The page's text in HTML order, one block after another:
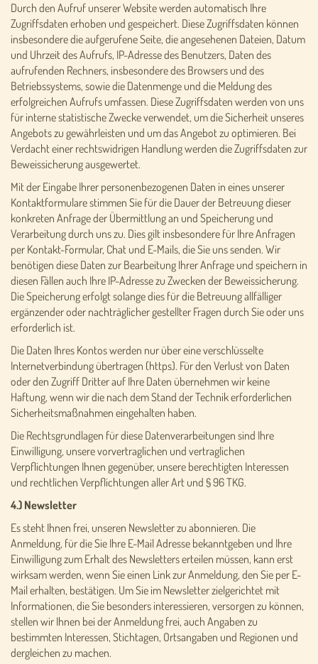
Durch den Aufruf unserer Website werden automatisch Ihre
Zugriffsdaten erhoben und gespeichert. Diese Zugriffsdaten können
insbesondere die aufgerufene Seite, die angesehenen Dateien, Datum
und Uhrzeit des Aufrufs, IP-Adresse des Benutzers, Daten des
aufrufenden Rechners, insbesondere des Browsers und des
Betriebssystems, sowie die Datenmenge und die Meldung des
erfolgreichen Aufrufs umfassen. Diese Zugriffsdaten werden von uns
für interne statistische Zwecke verwendet, um die Sicherheit unseres
Angebots zu gewährleisten und um das Angebot zu optimieren. Bei
Verdacht einer rechtswidrigen Handlung werden die Zugriffsdaten zur
Beweissicherung ausgewertet.
Mit der Eingabe Ihrer personenbezogenen Daten in eines unserer
Kontaktformulare stimmen Sie für die Dauer der Betreuung dieser
konkreten Anfrage der Übermittlung an und Speicherung und
Verarbeitung durch uns zu. Dies gilt insbesondere für Ihre Anfragen
per Kontakt-Formular, Chat und E-Mails, die Sie uns senden. Wir
benötigen diese Daten zur Bearbeitung Ihrer Anfrage und speichern in
diesen Fällen auch Ihre IP-Adresse zu Zwecken der Beweissicherung.
Die Speicherung erfolgt solange dies für die Betreuung allfälliger
ergänzender oder nachträglicher gestellter Fragen durch Sie oder uns
erforderlich ist.
Die Daten Ihres Kontos werden nur über eine verschlüsselte
Internetverbindung übertragen (https). Für den Verlust von Daten
oder den Zugriff Dritter auf Ihre Daten übernehmen wir keine
Haftung, wenn wir die nach dem Stand der Technik erforderlichen
Sicherheitsmaßnahmen eingehalten haben.
Die Rechtsgrundlagen für diese Datenverarbeitungen sind Ihre
Einwilligung, unsere vorvertraglichen und vertraglichen
Verpflichtungen Ihnen gegenüber, unsere berechtigten Interessen
und rechtlichen Verpflichtungen aller Art und § 96 TKG.
4.) Newsletter
Es steht Ihnen frei, unseren Newsletter zu abonnieren. Die
Anmeldung, für die Sie Ihre E-Mail Adresse bekanntgeben und Ihre
Einwilligung zum Erhalt des Newsletters erteilen müssen, kann erst
wirksam werden, wenn Sie einen Link zur Anmeldung, den Sie per E-
Mail erhalten, bestätigen. Um Sie im Newsletter zielgerichtet mit
Informationen, die Sie besonders interessieren, versorgen zu können,
stellen wir Ihnen bei der Anmeldung frei, auch Angaben zu
bestimmten Interessen, Stichtagen, Ortsangaben und Regionen und
dergleichen zu machen.